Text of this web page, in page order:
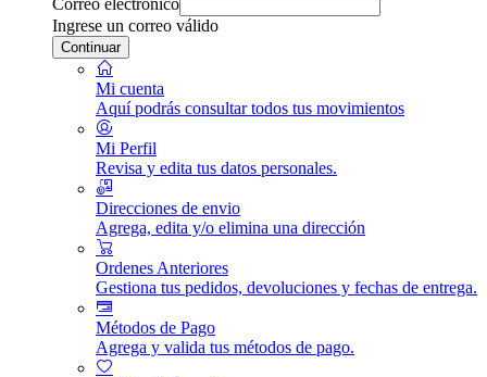
Correo electrónico
Ingrese un correo válido
Continuar
Mi cuenta
Aquí podrás consultar todos tus movimientos
Mi Perfil
Revisa y edita tus datos personales.
Direcciones de envio
Agrega, edita y/o elimina una dirección
Ordenes Anteriores
Gestiona tus pedidos, devoluciones y fechas de entrega.
Métodos de Pago
Agrega y valida tus métodos de pago.